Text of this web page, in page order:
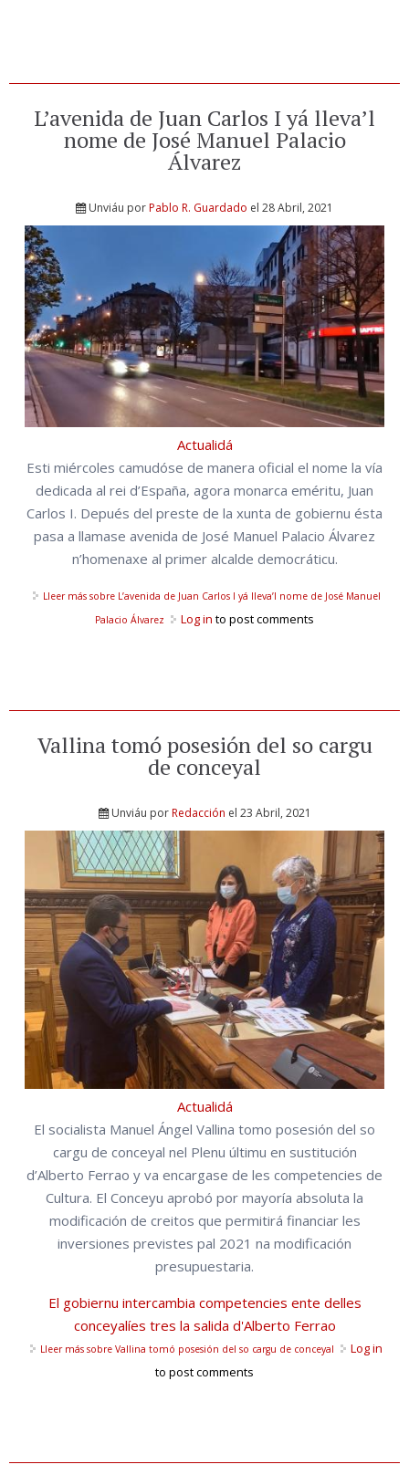
L’avenida de Juan Carlos I yá lleva’l
nome de José Manuel Palacio
Álvarez
Unviáu porPablo R. Guardado el 28 Abril, 2021
Actualidá
Esti miércoles camudóse de manera oficial el nome la vía
dedicada al rei d’España, agora monarca eméritu, Juan
Carlos I. Depués del preste de la xunta de gobiernu ésta
pasa a llamase avenida de José Manuel Palacio Álvarez
n’homenaxe al primer alcalde democráticu.
Lleer mássobre L’avenida de Juan Carlos I yá lleva’l nome de José Manuel
Palacio Álvarez
Log in to post comments
Vallina tomó posesión del so cargu
de conceyal
Unviáu porRedacción el 23 Abril, 2021
Actualidá
El socialista Manuel Ángel Vallina tomo posesión del so
cargu de conceyal nel Plenu últimu en sustitución
d’Alberto Ferrao y va encargase de les competencies de
Cultura. El Conceyu aprobó por mayoría absoluta la
modificación de creitos que permitirá financiar les
inversiones previstes pal 2021 na modificación
presupuestaria.
El gobiernu intercambia competencies ente delles
conceyalíes tres la salida d'Alberto Ferrao
Lleer más sobre Vallina tomó posesión del so cargu de conceyal
Log in
to post comments